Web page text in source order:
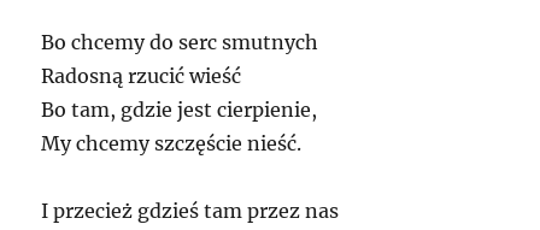
Bo chcemy do serc smutnych
Radosną rzucić wieść
Bo tam, gdzie jest cierpienie,
My chcemy szczęście nieść.
I przecież gdzieś tam przez nas